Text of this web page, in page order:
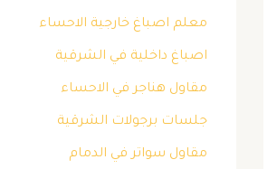
معلم اصباغ خارجية الاحساء
اصباغ داخلية في الشرقية
مقاول هناجر في الاحساء
جلسات برجولات الشرقية
مقاول سواتر في الدمام